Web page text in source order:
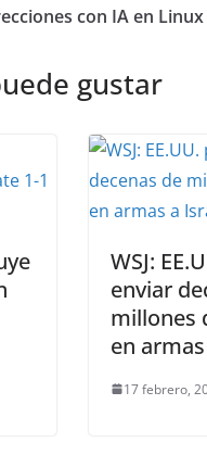
con IA en Linux
gustar
WSJ:
enviar
millones
en
17 febrero,